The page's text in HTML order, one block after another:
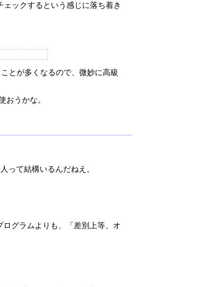
ックするという感じに落ち着き
とが多くなるので、微妙に高級
おうかな。
って結構いるんだねえ。
グラムよりも、「差別上等、オ